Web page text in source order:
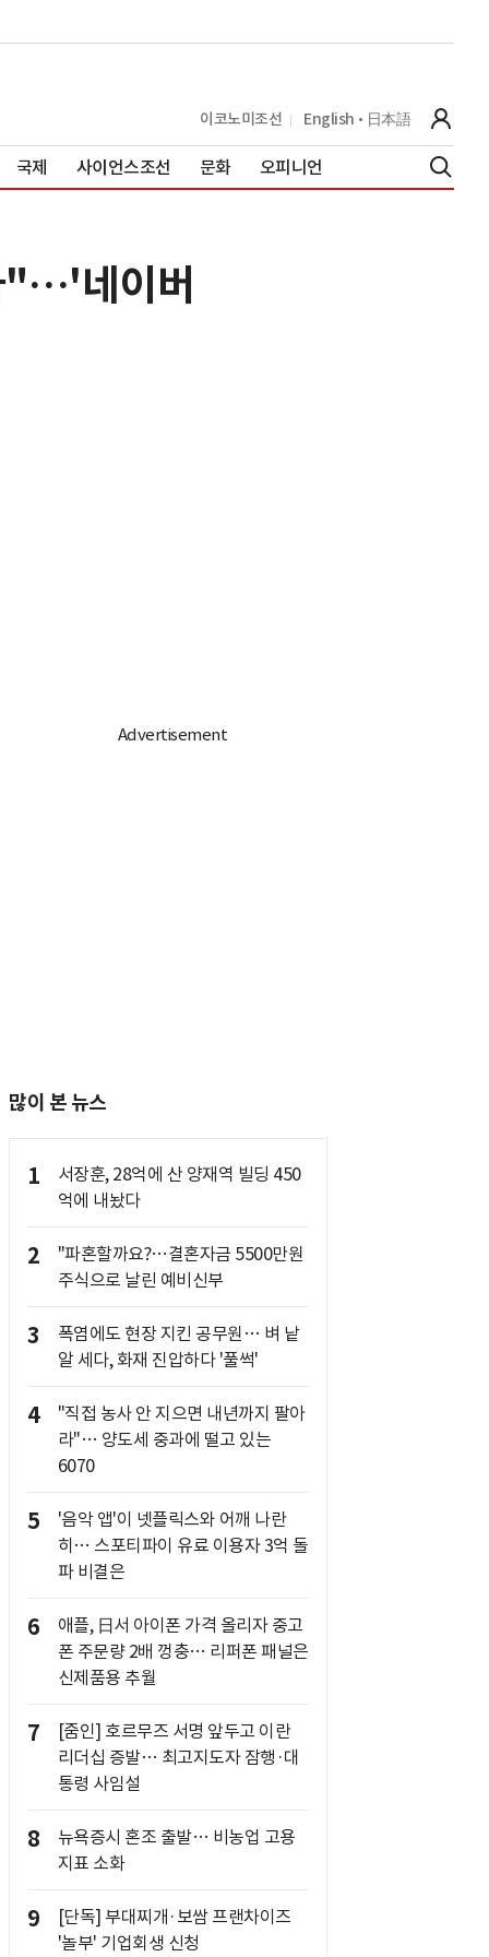
이코노미조선 English 日本語
국제 사이언스조선 문화 오피니언
"…'네이버
많이 본 뉴스
1
서장훈, 28억에 산 양재역 빌딩 450
억에 내놨다
2
"파혼할까요?…결혼자금 5500만원
주식으로 날린 예비신부
3
폭염에도 현장 지킨 공무원… 벼 낱
알 세다, 화재 진압하다 '풀썩'
4
"직접 농사 안 지으면 내년까지 팔아
라"… 양도세 중과에 떨고 있는
6070
5
'음악 앱'이 넷플릭스와 어깨 나란
히… 스포티파이 유료 이용자 3억 돌
파 비결은
6
애플, 日서 아이폰 가격 올리자 중고
폰 주문량 2배 껑충… 리퍼폰 패널은
신제품용 추월
7
[줌인] 호르무즈 서명 앞두고 이란
리더십 증발… 최고지도자 잠행·대
통령 사임설
8
뉴욕증시 혼조 출발… 비농업 고용
지표 소화
9
[단독] 부대찌개·보쌈 프랜차이즈
'놀부' 기업회생 신청